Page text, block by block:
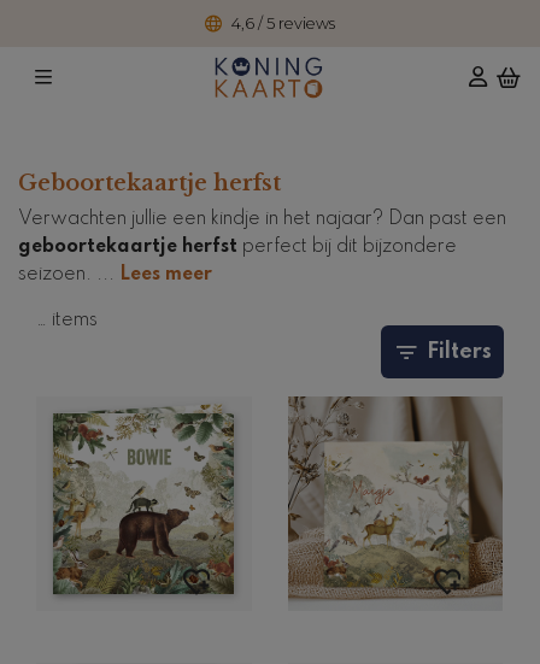
4,6 / 5 reviews
Geboortekaartje herfst
Verwachten jullie een kindje in het najaar? Dan past een
geboortekaartje herfst perfect bij dit bijzondere
seizoen. ... Lees meer
… items
Filters